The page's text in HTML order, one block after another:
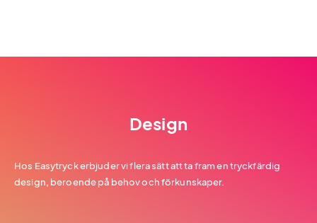
Design
Hos Easytryck erbjuder vi flera sätt att ta fram en tryckfärdig
design, beroende på behov och förkunskaper.